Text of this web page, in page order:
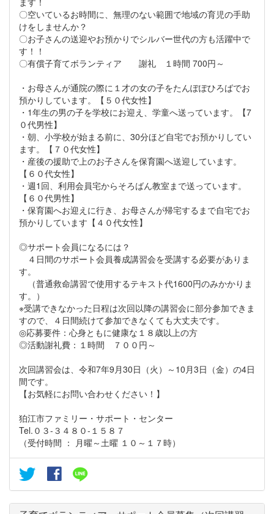
〇空いているお時間に、無理のない範囲で地域の育児の手助
けをしませんか？
〇お子さんの送迎やお預かりでシルバー世代の方も活躍中で
す！！
〇有償子育てボランティア 謝礼 １時間 700円～
・お母さんが通院の際に１才の女の子をたんぽぽひろばでお
預かりしています。【５０代女性】
・1年生の男の子を学校にお迎え、学童へ送っています。【7
０代男性】
・朝、小学校が始まる前に、30分ほど自宅でお預かりしてい
ます。【７０代女性】
・産後の援助で上のお子さんを保育園へ送迎しています。
【６０代女性】
・週1回、利用会員宅からそろばん教室まで送っています。
【６０代男性】
・保育園へお迎えに行き、お母さんが帰宅するまで自宅でお
預かりしています【４０代女性】
◎サポート会員になるには？
４日間のサポート会員養成講習会を受講する必要がありま
す。
（普通救命講習で使用するテキスト代1600円のみかかりま
す。）
※受講できなかった日程は次回以降の講習会に部分参加できま
すので、４日間続けて参加できなくても大丈夫です。
◎応募要件：心身ともに健康な１８歳以上の方
◎活動謝礼費：１時間 ７００円～
次回講習会は、令和7年9月30日（火）～10月3日（金）の4日
間です。
【お気軽にお問い合わせください！】
狛江市ファミリー・サポート・センター
Tel.０３-３４８０-１５８７
（受付時間 ： 月曜～土曜 １０～１７時）